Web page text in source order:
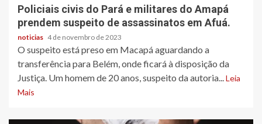
Policiais civis do Pará e militares do Amapá
prendem suspeito de assassinatos em Afuá.
noticias 4 de novembro de 2023
O suspeito está preso em Macapá aguardando a
transferência para Belém, onde ficará à disposição da
Justiça. Um homem de 20 anos, suspeito da autoria...Leia
Mais